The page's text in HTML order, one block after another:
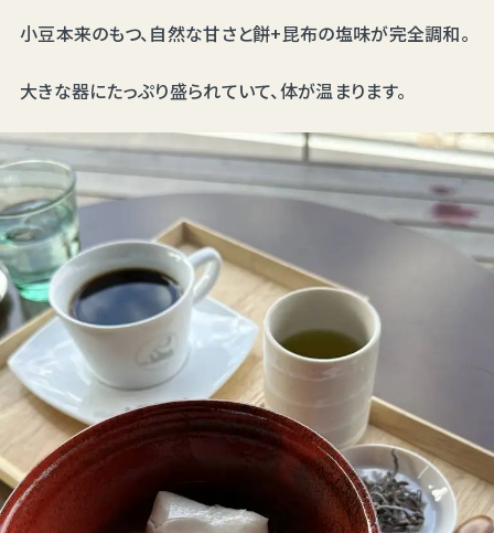
小豆本来のもつ、自然な甘さと餅+昆布の塩味が完全調和。
大きな器にたっぷり盛られていて、体が温まります。